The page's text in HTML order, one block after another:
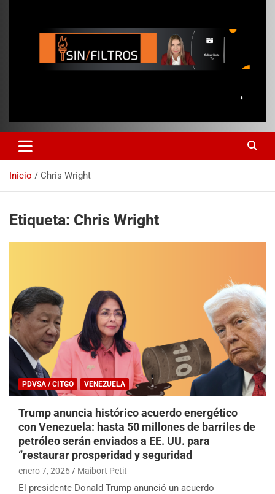
Inicio Chris Wright
Etiqueta: Chris Wright
PDVSA / CITGO VENEZUELA
Trump anuncia histórico acuerdo energético
con Venezuela: hasta 50 millones de barriles de
petróleo serán enviados a EE. UU. para
“restaurar prosperidad y seguridad
enero 7, 2026 Maibort Petit
El presidente Donald Trump anunció un acuerdo